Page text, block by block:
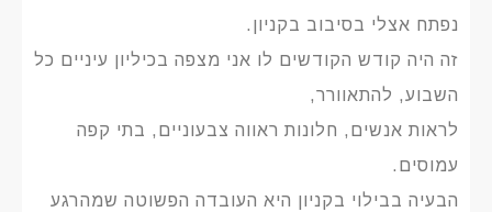
נפתח אצלי בסיבוב בקניון.
זה היה קודש הקודשים לו אני מצפה בכיליון עיניים כל
השבוע, להתאוורר,
לראות אנשים, חלונות ראווה צבעוניים, בתי קפה
עמוסים.
הבעיה בבילוי בקניון היא העובדה הפשוטה שמהרגע